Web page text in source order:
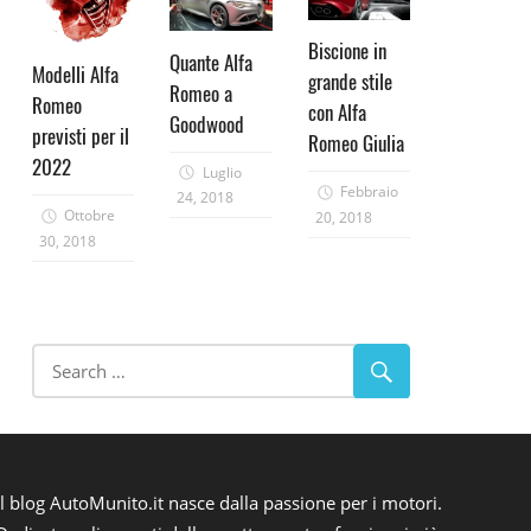
Modelli Alfa
Romeo
previsti per il
2022
Ottobre
30, 2018
Quante Alfa
Romeo a
Goodwood
Luglio
24, 2018
Biscione in
grande stile
con Alfa
Romeo Giulia
Febbraio
20, 2018
blog AutoMunito.it nasce dalla passione per i motori.